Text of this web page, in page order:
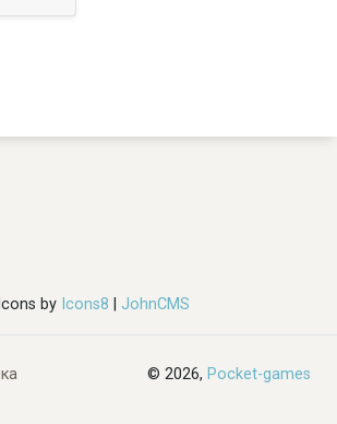
Icons byIcons8 JohnCMS
© 2026, Pocket-games